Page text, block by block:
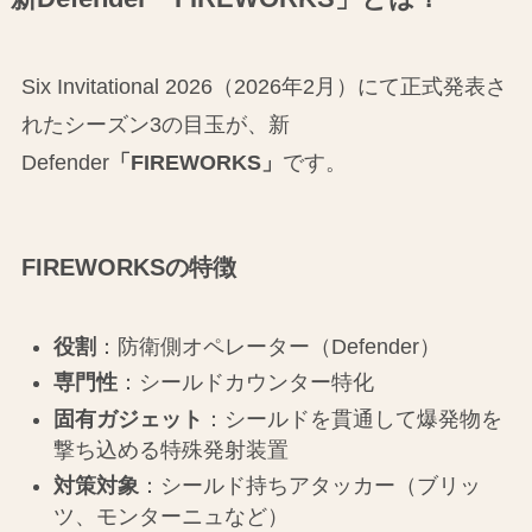
Six Invitational 2026（2026年2月）にて正式発表さ
れたシーズン3の目玉が、新
Defender「FIREWORKS」 です。
FIREWORKSの特徴
役割 ：防衛側オペレーター（Defender）
専門性：シールドカウンター特化
固有ガジェット ：シールドを貫通して爆発物を
撃ち込める特殊発射装置
対策対象：シールド持ちアタッカー（ブリッ
ツ、モンターニュなど）